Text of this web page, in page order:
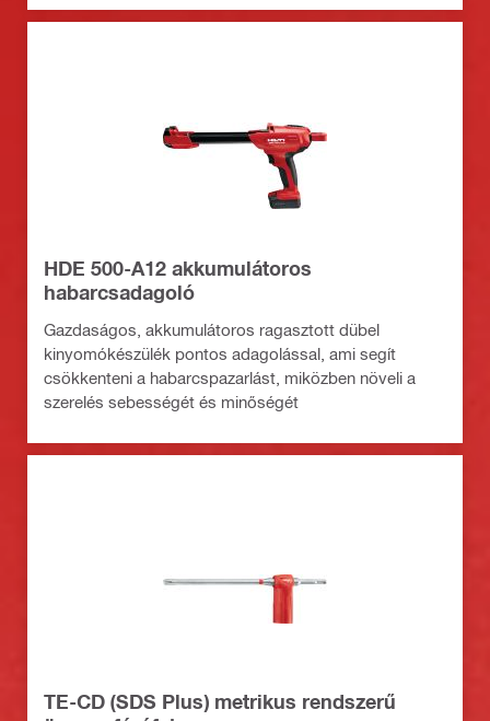
HDE 500-A12 akkumulátoros
habarcsadagoló
Gazdaságos, akkumulátoros ragasztott dübel
kinyomókészülék pontos adagolással, ami segít
csökkenteni a habarcspazarlást, miközben növeli a
szerelés sebességét és minőségét
TE-CD (SDS Plus) metrikus rendszerű